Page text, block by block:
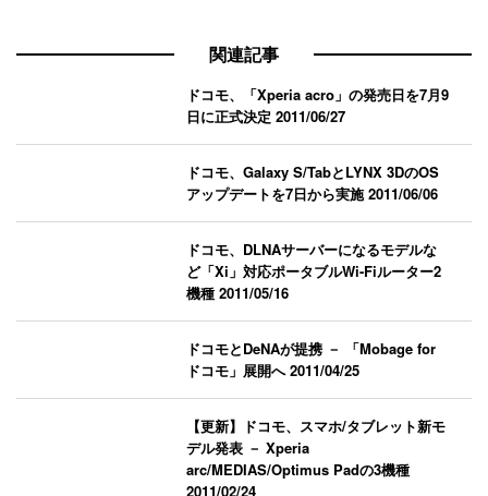
関連記事
ドコモ、「Xperia acro」の発売日を7月9
日に正式決定2011/06/27
ドコモ、Galaxy S/TabとLYNX 3DのOS
アップデートを7日から実施2011/06/06
ドコモ、DLNAサーバーになるモデルな
ど「Xi」対応ポータブルWi-Fiルーター2
機種2011/05/16
ドコモとDeNAが提携 － 「Mobage for
ドコモ」展開へ2011/04/25
【更新】ドコモ、スマホ/タブレット新モ
デル発表 － Xperia
arc/MEDIAS/Optimus Padの3機種
2011/02/24